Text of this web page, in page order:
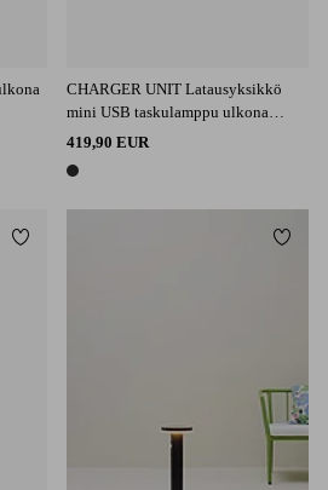
CHARGER UNIT Latausyksikkö
mini USB taskulamppu ulkona
käytettävä
419,90 EUR
1 väri
Lisää suosikkeihin Lisää